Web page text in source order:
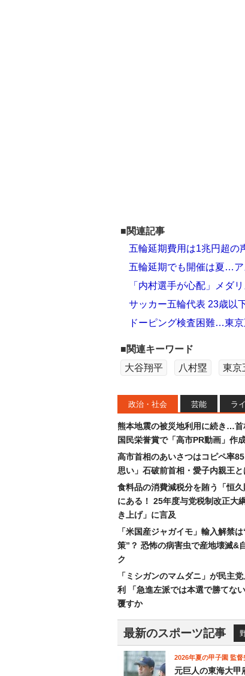
■関連記事
五輪延期費用は1兆円超の
五輪延期でも開催は夏…
「内村選手が心配」メダ
サッカー五輪代表 23歳以
ドーピング検査困難…東京
■関連キーワード
大谷翔平
八村塁 東京
政治・社会 芸能 ラ
熊本地震の被災地利用に続き…首
国民栄誉賞で「高市PR動画」作
高市首相のあいさつはコピペ率
思い」石破前首相・愛子内親王
食料品の消費減税分を賄う「恒
にある！ 25年度与党税制改正大
き上げ」に言及
「米国産ジャガイモ」輸入解禁
策”？ 恐怖の病害虫で産地壊滅&
ク
「ミシガンのマムダニ」が民主
利 「急進左派では本選で勝てな
覆すか
最新のスポーツ記事
2026年夏の甲子園 監
元巨人の東海大甲